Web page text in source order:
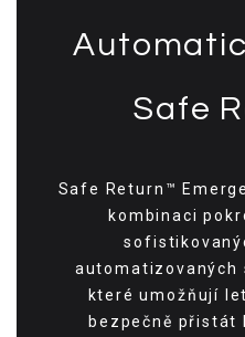
Safe
Safe Return™
kombinaci
automatizovaných
které umožňují
bezpečně přistát